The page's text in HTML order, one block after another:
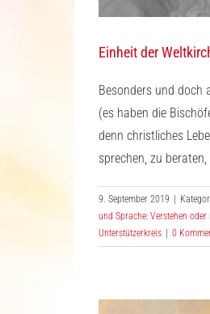
Einheit der
Besonders und doch
(es haben die
denn christliches
sprechen, zu
9. September 2019 |
und Sprache: Verstehen
Unterstützerkreis | 0